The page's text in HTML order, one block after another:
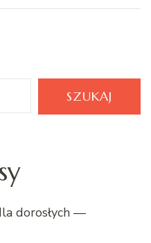
SZUKAJ
dorosłych —